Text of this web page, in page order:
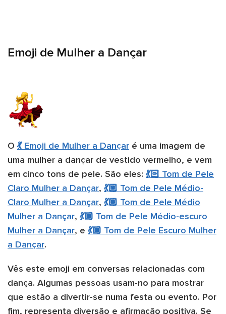
Emoji de Mulher a Dançar
O 💃 Emoji de Mulher a Dançar é uma imagem de
uma mulher a dançar de vestido vermelho, e vem
em cinco tons de pele. São eles: 💃🏻 Tom de Pele
Claro Mulher a Dançar, 💃🏼 Tom de Pele Médio-
Claro Mulher a Dançar, 💃🏽 Tom de Pele Médio
Mulher a Dançar, 💃🏾 Tom de Pele Médio-escuro
Mulher a Dançar, e 💃🏿 Tom de Pele Escuro Mulher
a Dançar.
Vês este emoji em conversas relacionadas com
dança. Algumas pessoas usam-no para mostrar
que estão a divertir-se numa festa ou evento. Por
fim, representa diversão e afirmação positiva. Se